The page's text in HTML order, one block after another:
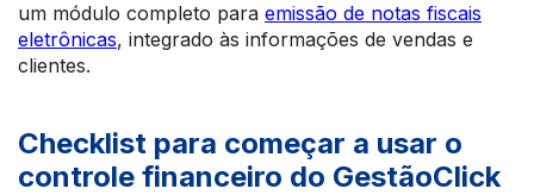
um módulo completo para emissão de notas fiscais
eletrônicas, integrado às informações de vendas e
clientes.
Checklist para começar a usar o
controle financeiro do GestãoClick